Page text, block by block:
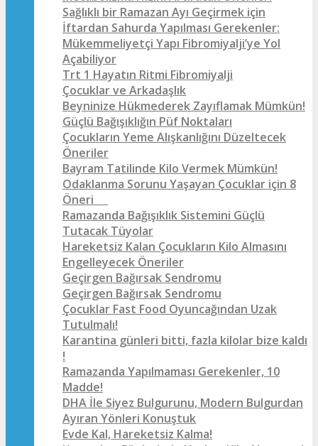
Sağlıklı bir Ramazan Ayı Geçirmek için
İftardan Sahurda Yapılması Gerekenler:
Mükemmeliyetçi Yapı Fibromiyalji’ye Yol
Açabiliyor
Trt 1 Hayatın Ritmi Fibromiyalji
Çocuklar ve Arkadaşlık
Beyninize Hükmederek Zayıflamak Mümkün!
Güçlü Bağışıklığın Püf Noktaları
Çocukların Yeme Alışkanlığını Düzeltecek
Öneriler
Bayram Tatilinde Kilo Vermek Mümkün!
Odaklanma Sorunu Yaşayan Çocuklar için 8
Öneri
Ramazanda Bağışıklık Sistemini Güçlü
Tutacak Tüyolar
Hareketsiz Kalan Çocukların Kilo Almasını
Engelleyecek Öneriler
Geçirgen Bağırsak Sendromu
Geçirgen Bağırsak Sendromu
Çocuklar Fast Food Oyuncağından Uzak
Tutulmalı!
Karantina günleri bitti, fazla kilolar bize kaldı
!
Ramazanda Yapılmaması Gerekenler, 10
Madde!
DHA İle Siyez Bulgurunu, Modern Bulgurdan
Ayıran Yönleri Konuştuk
Evde Kal, Hareketsiz Kalma!